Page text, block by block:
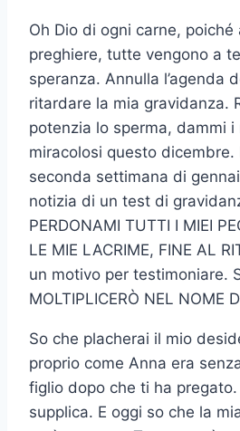
Oh Dio di ogni carne, poiché
preghiere, tutte vengono a
speranza. Annulla l’agenda
ritardare la mia gravidanza.
potenzia lo sperma, dammi i
miracolosi questo dicembre.
seconda settimana di
notizia di un test di
PERDONAMI TUTTI I MIEI
LE MIE LACRIME, FINE AL
un motivo per testimoniare.
MOLTIPLICERÒ NEL NOME
So che placherai il mio
proprio come Anna era
figlio dopo che ti ha
supplica. E oggi so che la